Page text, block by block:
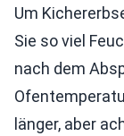
Um
Sie so viel
nach dem
länger, aber